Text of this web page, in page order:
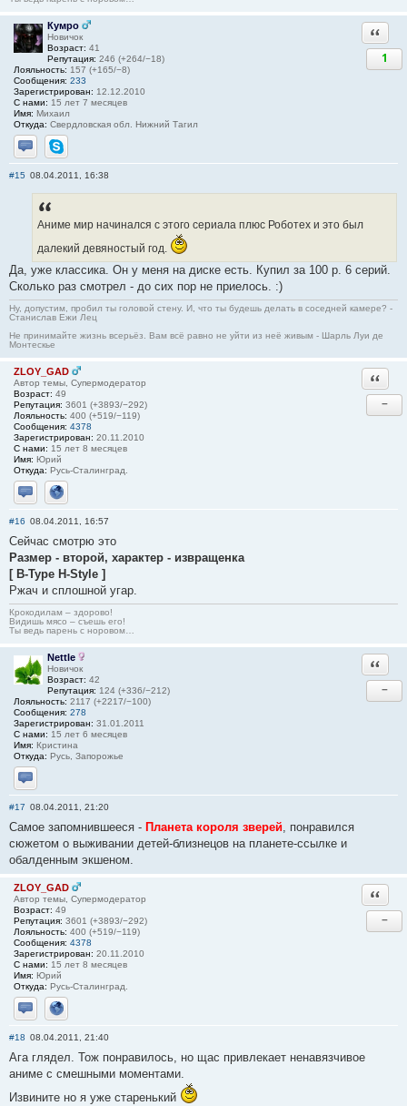
Кумро
Новичок
Возраст: 41
Репутация: 246 (+264/−18)
Лояльность: 157 (+165/−8)
Сообщения: 233
Зарегистрирован: 12.12.2010
С нами: 15 лет 7 месяцев
Имя: Михаил
Откуда: Свердловская обл. Нижний Тагил
Отправить личное сообщение
Skype
1
#15 08.04.2011, 16:38
Аниме мир начинался с этого сериала плюс Роботех и это был
далекий девяностый год.
Да, уже классика. Он у меня на диске есть. Купил за 100 р. 6 серий.
Сколько раз смотрел - до сих пор не приелось. :)
Ну, допустим, пробил ты головой стену. И, что ты будешь делать в соседней камере? -
Станислав Ежи Лец
Не принимайте жизнь всерьёз. Вам всё равно не уйти из неё живым - Шарль Луи де
Монтескье
ZLOY_GAD
Автор темы, Супермодератор
Возраст: 49
Репутация: 3601 (+3893/−292)
Лояльность: 400 (+519/−119)
Сообщения: 4378
Зарегистрирован: 20.11.2010
С нами: 15 лет 8 месяцев
Имя: Юрий
Откуда: Русь-Сталинград.
Отправить личное сообщение
Сайт
−
#16 08.04.2011, 16:57
Сейчас смотрю это
Размер - второй, характер - извращенка
[ B-Type H-Style ]
Ржач и сплошной угар.
Крокодилам – здорово!
Видишь мясо – съешь его!
Ты ведь парень с норовом…
Nettle
Новичок
Возраст: 42
Репутация: 124 (+336/−212)
Лояльность: 2117 (+2217/−100)
Сообщения: 278
Зарегистрирован: 31.01.2011
С нами: 15 лет 6 месяцев
Имя: Кристина
Откуда: Русь, Запорожье
Отправить личное сообщение
−
#17 08.04.2011, 21:20
Самое запомнившееся - Планета короля зверей, понравился
сюжетом о выживании детей-близнецов на планете-ссылке и
обалденным экшеном.
ZLOY_GAD
Автор темы, Супермодератор
Возраст: 49
Репутация: 3601 (+3893/−292)
Лояльность: 400 (+519/−119)
Сообщения: 4378
Зарегистрирован: 20.11.2010
С нами: 15 лет 8 месяцев
Имя: Юрий
Откуда: Русь-Сталинград.
Отправить личное сообщение
Сайт
−
#18 08.04.2011, 21:40
Ага глядел. Тож понравилось, но щас привлекает ненавязчивое
аниме с смешными моментами.
Извините но я уже старенький